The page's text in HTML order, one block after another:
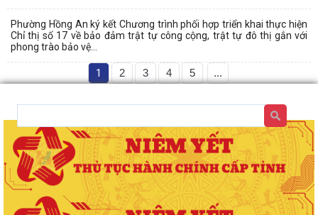
Phường Hồng An ký kết Chương trình phối hợp triển khai thực hiện
Chỉ thị số 17 về bảo đảm trật tự công cộng, trật tự đô thị gắn với
phong trào bảo vệ...
1 2 3 4 5 ...